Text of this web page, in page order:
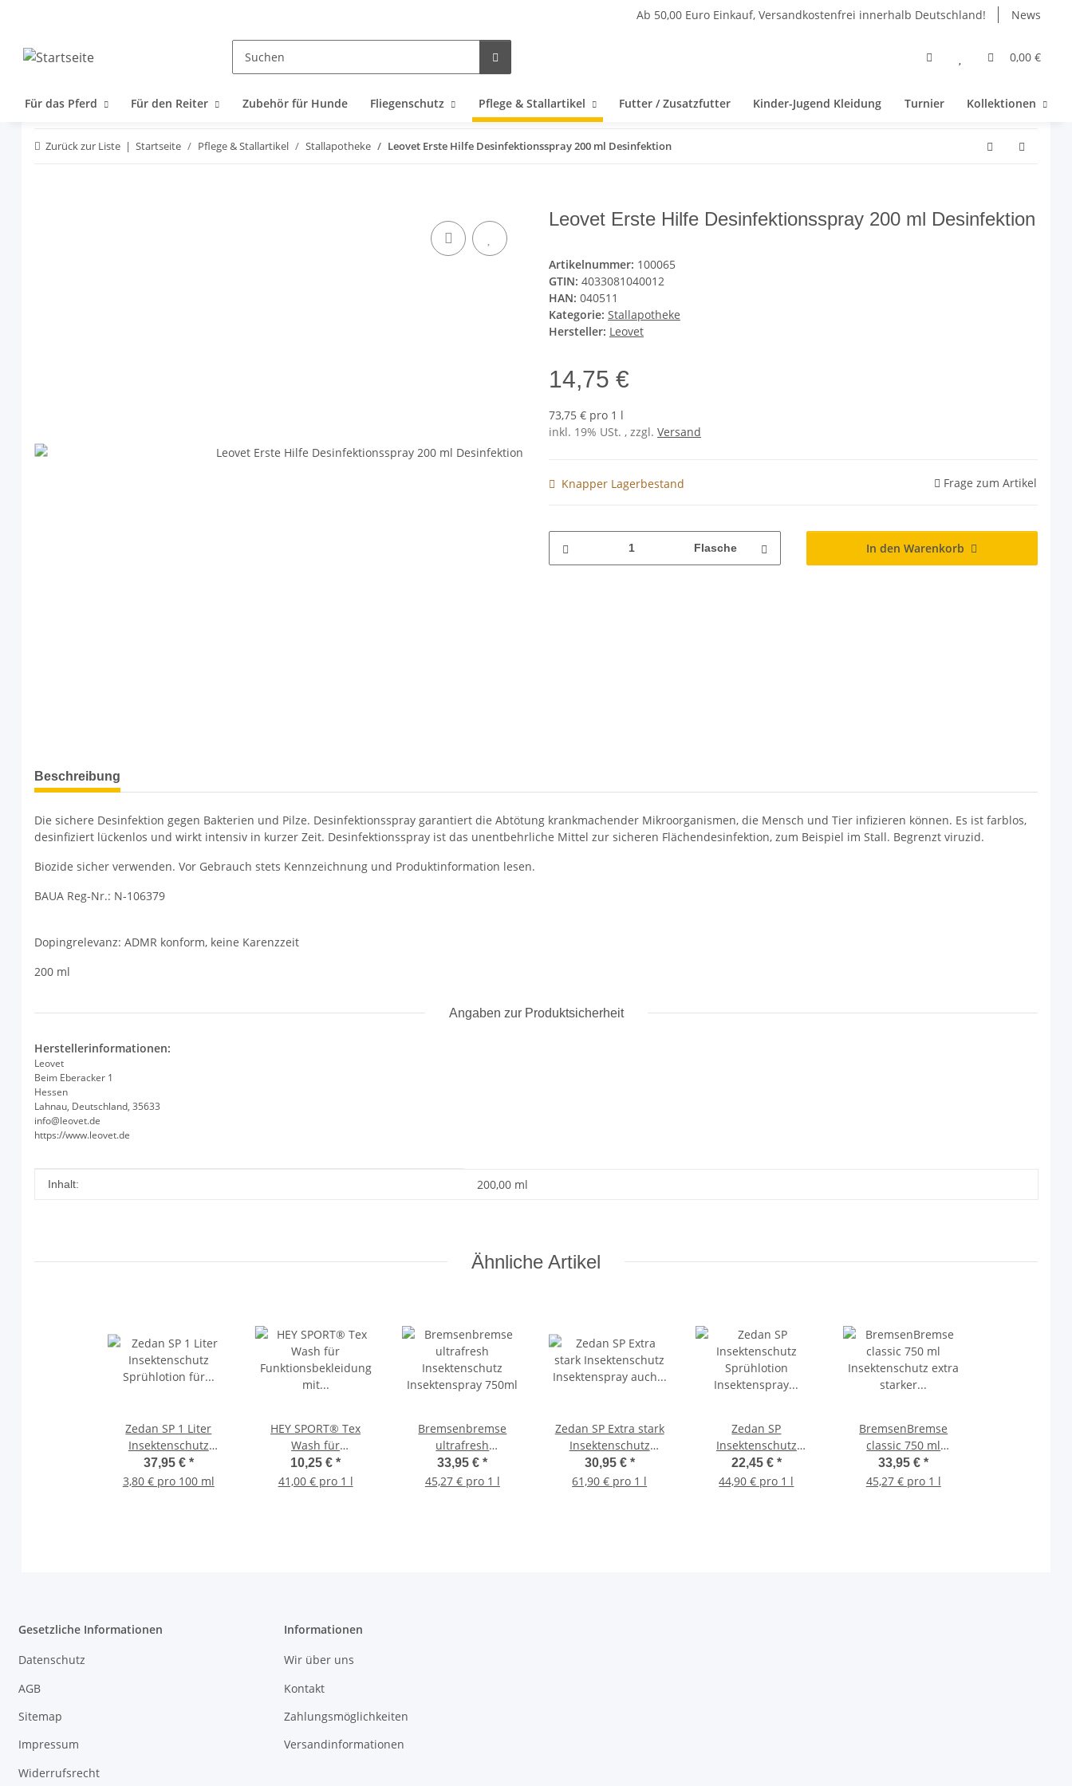
Ab 50,00 Euro Einkauf, Versandkostenfrei innerhalb Deutschland! News
0,00 €
Für das Pferd Für den Reiter Zubehör für Hunde Fliegenschutz Pflege & Stallartikel Futter / Zusatzfutter Kinder-Jugend Kleidung Turnier Kollektionen
Zurück zur Liste Startseite Pflege & Stallartikel Stallapotheke Leovet Erste Hilfe Desinfektionsspray 200 ml Desinfektion
Leovet Erste Hilfe Desinfektionsspray 200 ml Desinfektion
Artikelnummer: 100065
GTIN: 4033081040012
HAN: 040511
Kategorie: Stallapotheke
Hersteller: Leovet
14,75 €
73,75 € pro 1 l
inkl. 19% USt. , zzgl. Versand
Knapper Lagerbestand Frage zum Artikel
Flasche In den Warenkorb
weitere Registerkarten anzeigen
Beschreibung
Die sichere Desinfektion gegen Bakterien und Pilze. Desinfektionsspray garantiert die Abtötung krankmachender Mikroorganismen, die Mensch und Tier infizieren können. Es ist farblos,
desinfiziert lückenlos und wirkt intensiv in kurzer Zeit. Desinfektionsspray ist das unentbehrliche Mittel zur sicheren Flächendesinfektion, zum Beispiel im Stall. Begrenzt viruzid.
​Biozide sicher verwenden. Vor Gebrauch stets Kennzeichnung und Produktinformation lesen.
BAUA Reg-Nr.: N-106379
Dopingrelevanz: ADMR konform, keine Karenzzeit
200 ml
Angaben zur Produktsicherheit
Herstellerinformationen:
Leovet
Beim Eberacker 1
Hessen
Lahnau, Deutschland, 35633
info@leovet.de
https://www.leovet.de
Produkteigenschaft
Wert
Inhalt: 200,00 ml
Ähnliche Artikel
Zedan SP 1 Liter
Insektenschutz
Sprühlotion für
Mensch+Tier 1000 ml
37,95 € *
3,80 € pro 100 ml
HEY SPORT® Tex
Wash für
Funktionsbekleidung
mit Membranen
10,25 €*
41,00 € pro 1 l
Bremsenbremse
ultrafresh
Insektenschutz
Insektenspray 750ml
33,95 €*
45,27 € pro 1 l
Zedan SP Extra stark
Insektenschutz
Insektenspray auch
für Ekzemer 500ml
30,95 € *
61,90 € pro 1 l
Zedan SP
Insektenschutz
Sprühlotion
Insektenspray für
22,45 € *
44,90 € pro 1 l
BremsenBremse
classic 750 ml
Insektenschutz extra
starker Insektenschutz
33,95 €*
45,27 € pro 1 l
Gesetzliche Informationen
Datenschutz
AGB
Sitemap
Impressum
Widerrufsrecht
Informationen
Wir über uns
Kontakt
Zahlungsmöglichkeiten
Versandinformationen